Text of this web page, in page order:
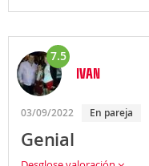
7.5
IVAN
03/09/2022 En pareja
Genial